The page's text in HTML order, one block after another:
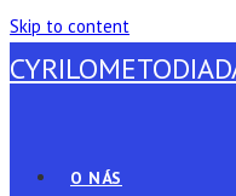
Skip to content
O NÁS